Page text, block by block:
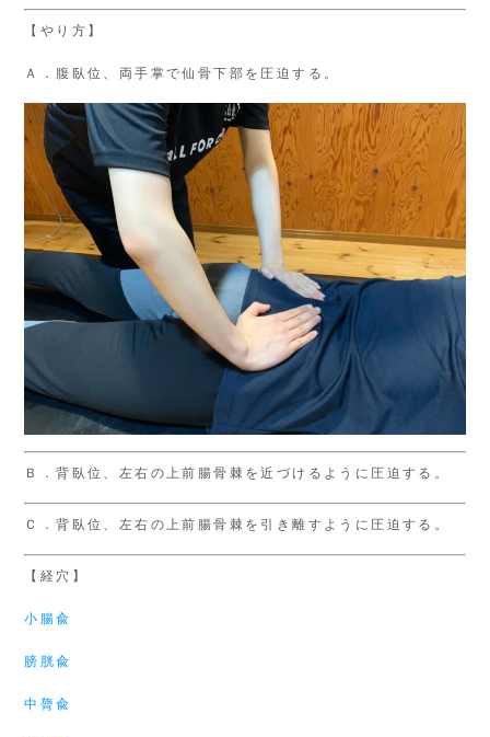
【やり方】
Ａ．腹臥位、両手掌で仙骨下部を圧迫する。
Ｂ．背臥位、左右の上前腸骨棘を近づけるように圧迫する。
Ｃ．背臥位、左右の上前腸骨棘を引き離すように圧迫する。
【経穴】
小腸兪
膀胱兪
中膂兪